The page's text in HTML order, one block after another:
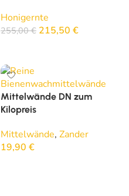
Honigernte
255,00€ 215,50 €
Mittelwände DN zum
Kilopreis
Mittelwände, Zander
19,90 €